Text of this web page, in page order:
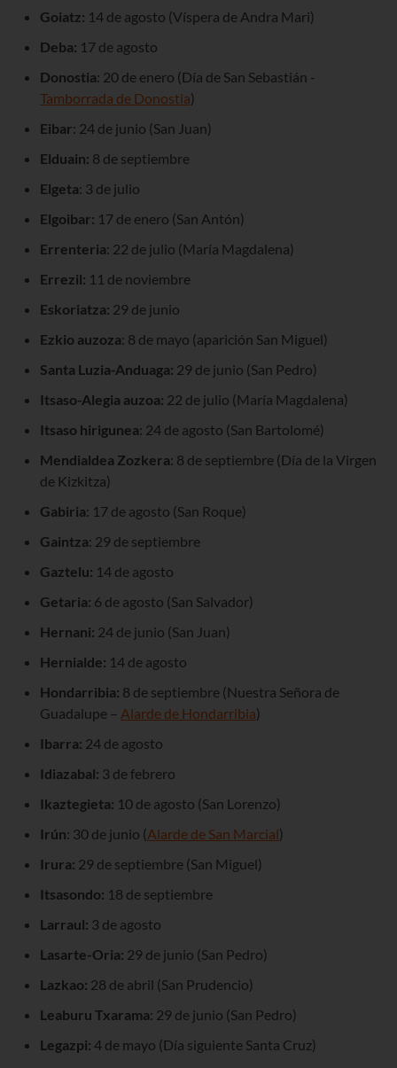
Goiatz: 14 de agosto (Víspera de Andra Mari)
Deba: 17 de agosto
Donostia: 20 de enero (Día de San Sebastián -
Tamborrada de Donostia)
Eibar: 24 de junio (San Juan)
Elduain: 8 de septiembre
Elgeta: 3 de julio
Elgoibar: 17 de enero (San Antón)
Errenteria: 22 de julio (María Magdalena)
Errezil: 11 de noviembre
Eskoriatza: 29 de junio
Ezkio auzoza: 8 de mayo (aparición San Miguel)
Santa Luzia-Anduaga: 29 de junio (San Pedro)
Itsaso-Alegia auzoa: 22 de julio (María Magdalena)
Itsaso hirigunea: 24 de agosto (San Bartolomé)
Mendialdea Zozkera: 8 de septiembre (Día de la Virgen
de Kizkitza)
Gabiria: 17 de agosto (San Roque)
Gaintza: 29 de septiembre
Gaztelu: 14 de agosto
Getaria: 6 de agosto (San Salvador)
Hernani: 24 de junio (San Juan)
Hernialde: 14 de agosto
Hondarribia: 8 de septiembre (Nuestra Señora de
Guadalupe – Alarde de Hondarribia)
Ibarra: 24 de agosto
Idiazabal: 3 de febrero
Ikaztegieta: 10 de agosto (San Lorenzo)
Irún: 30 de junio (Alarde de San Marcial)
Irura: 29 de septiembre (San Miguel)
Itsasondo: 18 de septiembre
Larraul: 3 de agosto
Lasarte-Oria: 29 de junio (San Pedro)
Lazkao: 28 de abril (San Prudencio)
Leaburu Txarama: 29 de junio (San Pedro)
Legazpi: 4 de mayo (Día siguiente Santa Cruz)